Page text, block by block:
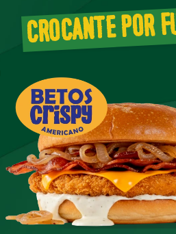
CROCANTE POR